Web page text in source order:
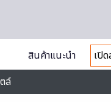
สินค้าแนะนำ
เปิ
ล์